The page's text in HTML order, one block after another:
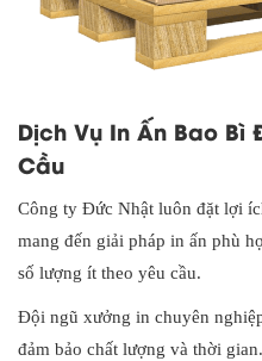
Dịch Vụ In Ấn Bao Bì
Cầu
Công ty Đức Nhật luôn đặt lợi
mang đến giải pháp in ấn phù
số lượng ít theo yêu cầu.
Đội ngũ xưởng in chuyên
đảm bảo chất lượng và thời